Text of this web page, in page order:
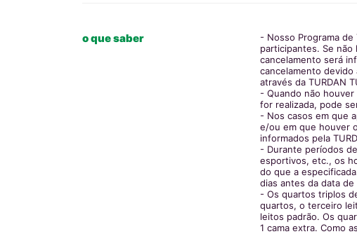
o que saber
- Nosso Programa
participantes. Se
cancelamento será
cancelamento
através da TURDAN
- Quando não
for realizada, pode
- Nos casos em que
e/ou em que houver
informados pela
- Durante períodos
esportivos, etc., os
do que a
dias antes da data
- Os quartos triplos
quartos, o terceiro
leitos padrão. Os
1 cama extra. Como